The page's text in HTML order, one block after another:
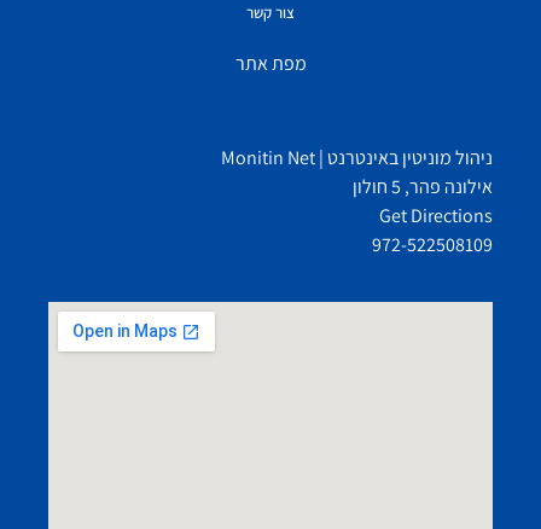
צור קשר
מפת אתר
ניהול מוניטין באינטרנט | Monitin Net
אילונה פהר, 5 חולון
Get Directions
972-522508109